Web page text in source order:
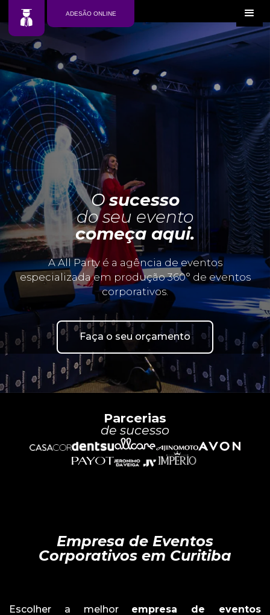
ADESÃO ONLINE
Osucesso
do seu evento
começa aqui.
A All Party é a agência de eventos
especializada em produção 360° de eventos
corporativos.
Faça o seu orçamento
Parcerias
de sucesso
Empresa de Eventos
Corporativos em Curitiba
Escolher a melhor empresa de eventos